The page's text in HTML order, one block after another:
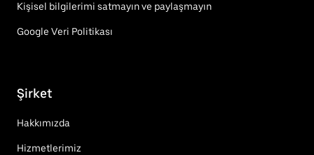
Kişisel bilgilerimi satmayın ve paylaşmayın
Google Veri Politikası
Şirket
Hakkımızda
Hizmetlerimiz